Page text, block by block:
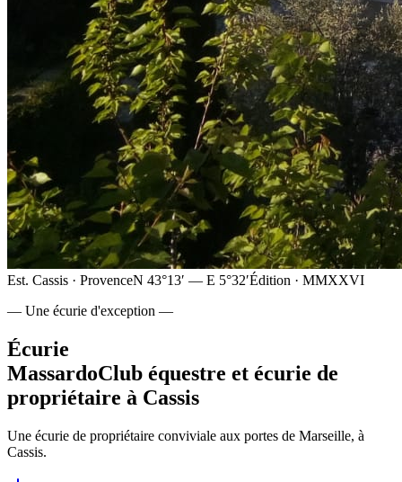
Est. Cassis · ProvenceN 43°13′ — E 5°32′Édition · MMXXVI
— Une écurie d'exception —
Écurie
MassardoClub équestre et écurie de
propriétaire à Cassis
Une écurie de propriétaire conviviale aux portes de Marseille, à
Cassis.